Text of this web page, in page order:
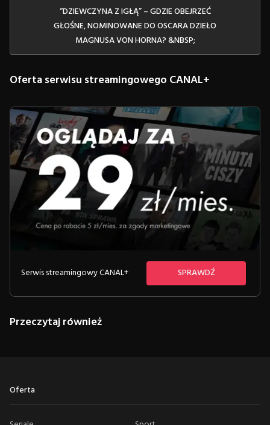
“DZIEWCZYNA Z IGŁĄ” – GDZIE OBEJRZEĆ
GŁOŚNE, NOMINOWANE DO OSCARA DZIEŁO
MAGNUSA VON HORNA? &NBSP;
Oferta serwisu streamingowego CANAL+
Serwis streamingowy CANAL+ SPRAWDŹ
Przeczytaj również
Oferta